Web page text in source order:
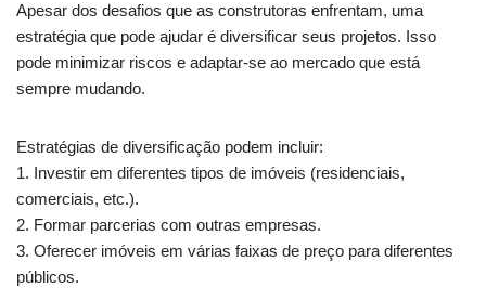
Apesar dos desafios que as construtoras enfrentam, uma
estratégia que pode ajudar é diversificar seus projetos. Isso
pode minimizar riscos e adaptar-se ao mercado que está
sempre mudando.
Estratégias de diversificação podem incluir:
1. Investir em diferentes tipos de imóveis (residenciais,
comerciais, etc.).
2. Formar parcerias com outras empresas.
3. Oferecer imóveis em várias faixas de preço para diferentes
públicos.